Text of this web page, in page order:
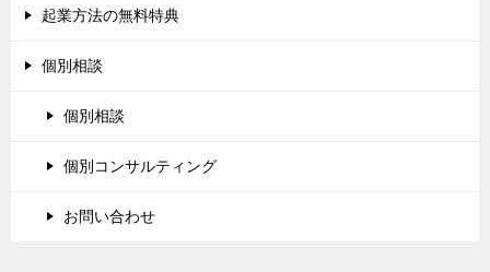
起業方法の無料特典
個別相談
個別相談
個別コンサルティング
お問い合わせ